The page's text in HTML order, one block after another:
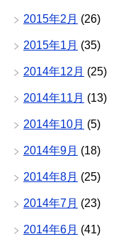
2015年2月 (26)
2015年1月 (35)
2014年12月 (25)
2014年11月 (13)
2014年10月 (5)
2014年9月 (18)
2014年8月 (25)
2014年7月 (23)
2014年6月 (41)